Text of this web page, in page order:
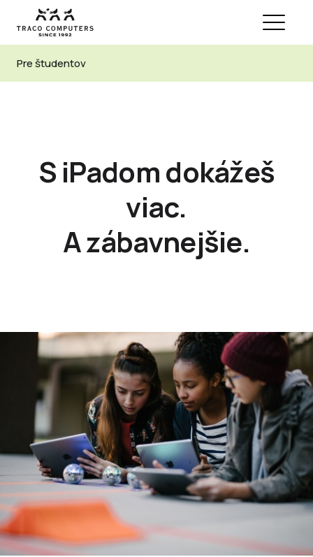
Pre študentov
S iPadom dokážeš
viac.
A zábavnejšie.